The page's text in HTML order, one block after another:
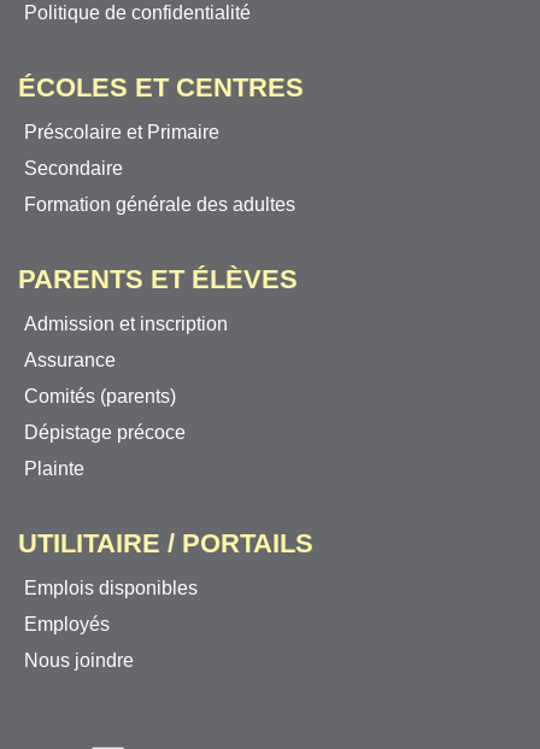
Politique de confidentialité
ÉCOLES ET CENTRES
Préscolaire et Primaire
Secondaire
Formation générale des adultes
PARENTS ET ÉLÈVES
Admission et inscription
Assurance
Comités (parents)
Dépistage précoce
Plainte
UTILITAIRE / PORTAILS
Emplois disponibles
Employés
Nous joindre